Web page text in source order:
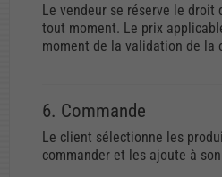
Le vendeur se réserve le droit
tout moment. Le prix
moment de la validation de la
6. Commande
Le client sélectionne les
commander et les ajoute à